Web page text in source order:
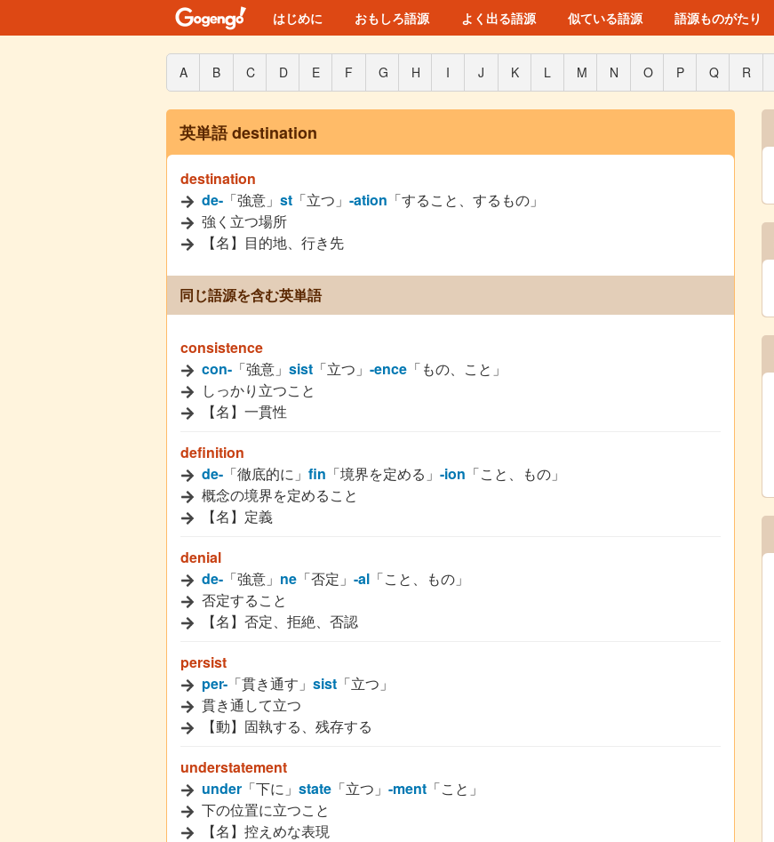
はじめに おもしろ語源 よく出る語源 似ている語源 語源ものがたり
A B C D E F G H I J K L M N O P Q R
英単語 destination
destination
de- 「強意」 st 「立つ」 -ation 「すること、するもの」
強く立つ場所
【名】目的地、行き先
同じ語源を含む英単語
consistence
con- 「強意」 sist 「立つ」 -ence 「もの、こと」
しっかり立つこと
【名】一貫性
definition
de- 「徹底的に」 fin 「境界を定める」 -ion 「こと、もの」
概念の境界を定めること
【名】定義
denial
de- 「強意」 ne 「否定」 -al 「こと、もの」
否定すること
【名】否定、拒絶、否認
persist
per- 「貫き通す」 sist 「立つ」
貫き通して立つ
【動】固執する、残存する
understatement
under 「下に」 state 「立つ」 -ment 「こと」
下の位置に立つこと
【名】控えめな表現